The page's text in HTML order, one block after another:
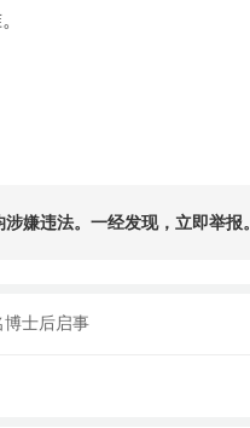
嫌违法。一经发现，立即举报。
士后启事